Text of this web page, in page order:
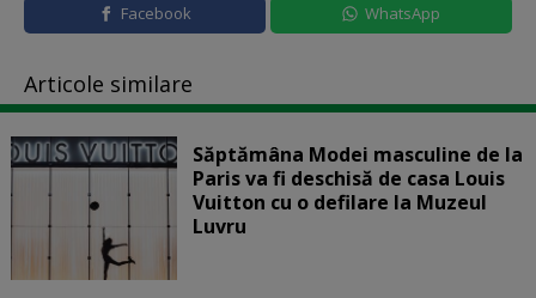
Facebook WhatsApp
Articole similare
Săptămâna Modei masculine de la
Paris va fi deschisă de casa Louis
Vuitton cu o defilare la Muzeul
Luvru